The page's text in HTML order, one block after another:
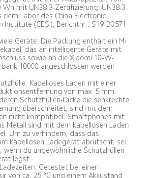
Wh mit UN38.3-Zertifizierung. UN38.3-
dem Labor des China Electronic
Institute (CESI), Berichtnr.: S19-B0571-
Geräte: Die Packung enthält ein Mi
das an intelligente Geräte mit
sowie an die Xiaomi 10-W-
10000 angeschlossen werden
Kabelloses Laden mit einer
von max. 5 mm.
Schutzhüllen-Dicke die senkrechte
überschreitet, sind mit dem
nicht kompatibel. Smartphones mit
Metall sind mit dem kabellosen Laden
Um zu verhindern, dass das
kabellosen Ladegerät abrutscht, sei
du ungewöhnliche Schutzhüllen
legst.
Getestet bei einer
von ca. 25 °C und einem Akkustand